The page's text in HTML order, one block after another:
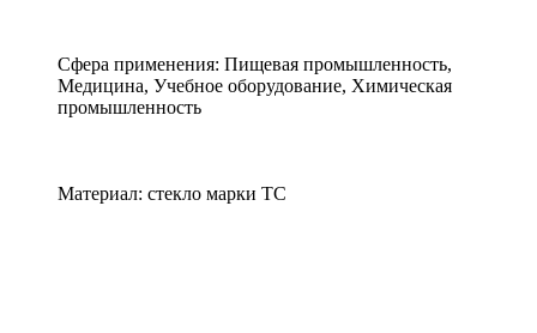
Сфера применения: Пищевая промышленность,
Медицина, Учебное оборудование, Химическая
промышленность
Материал: стекло марки ТС